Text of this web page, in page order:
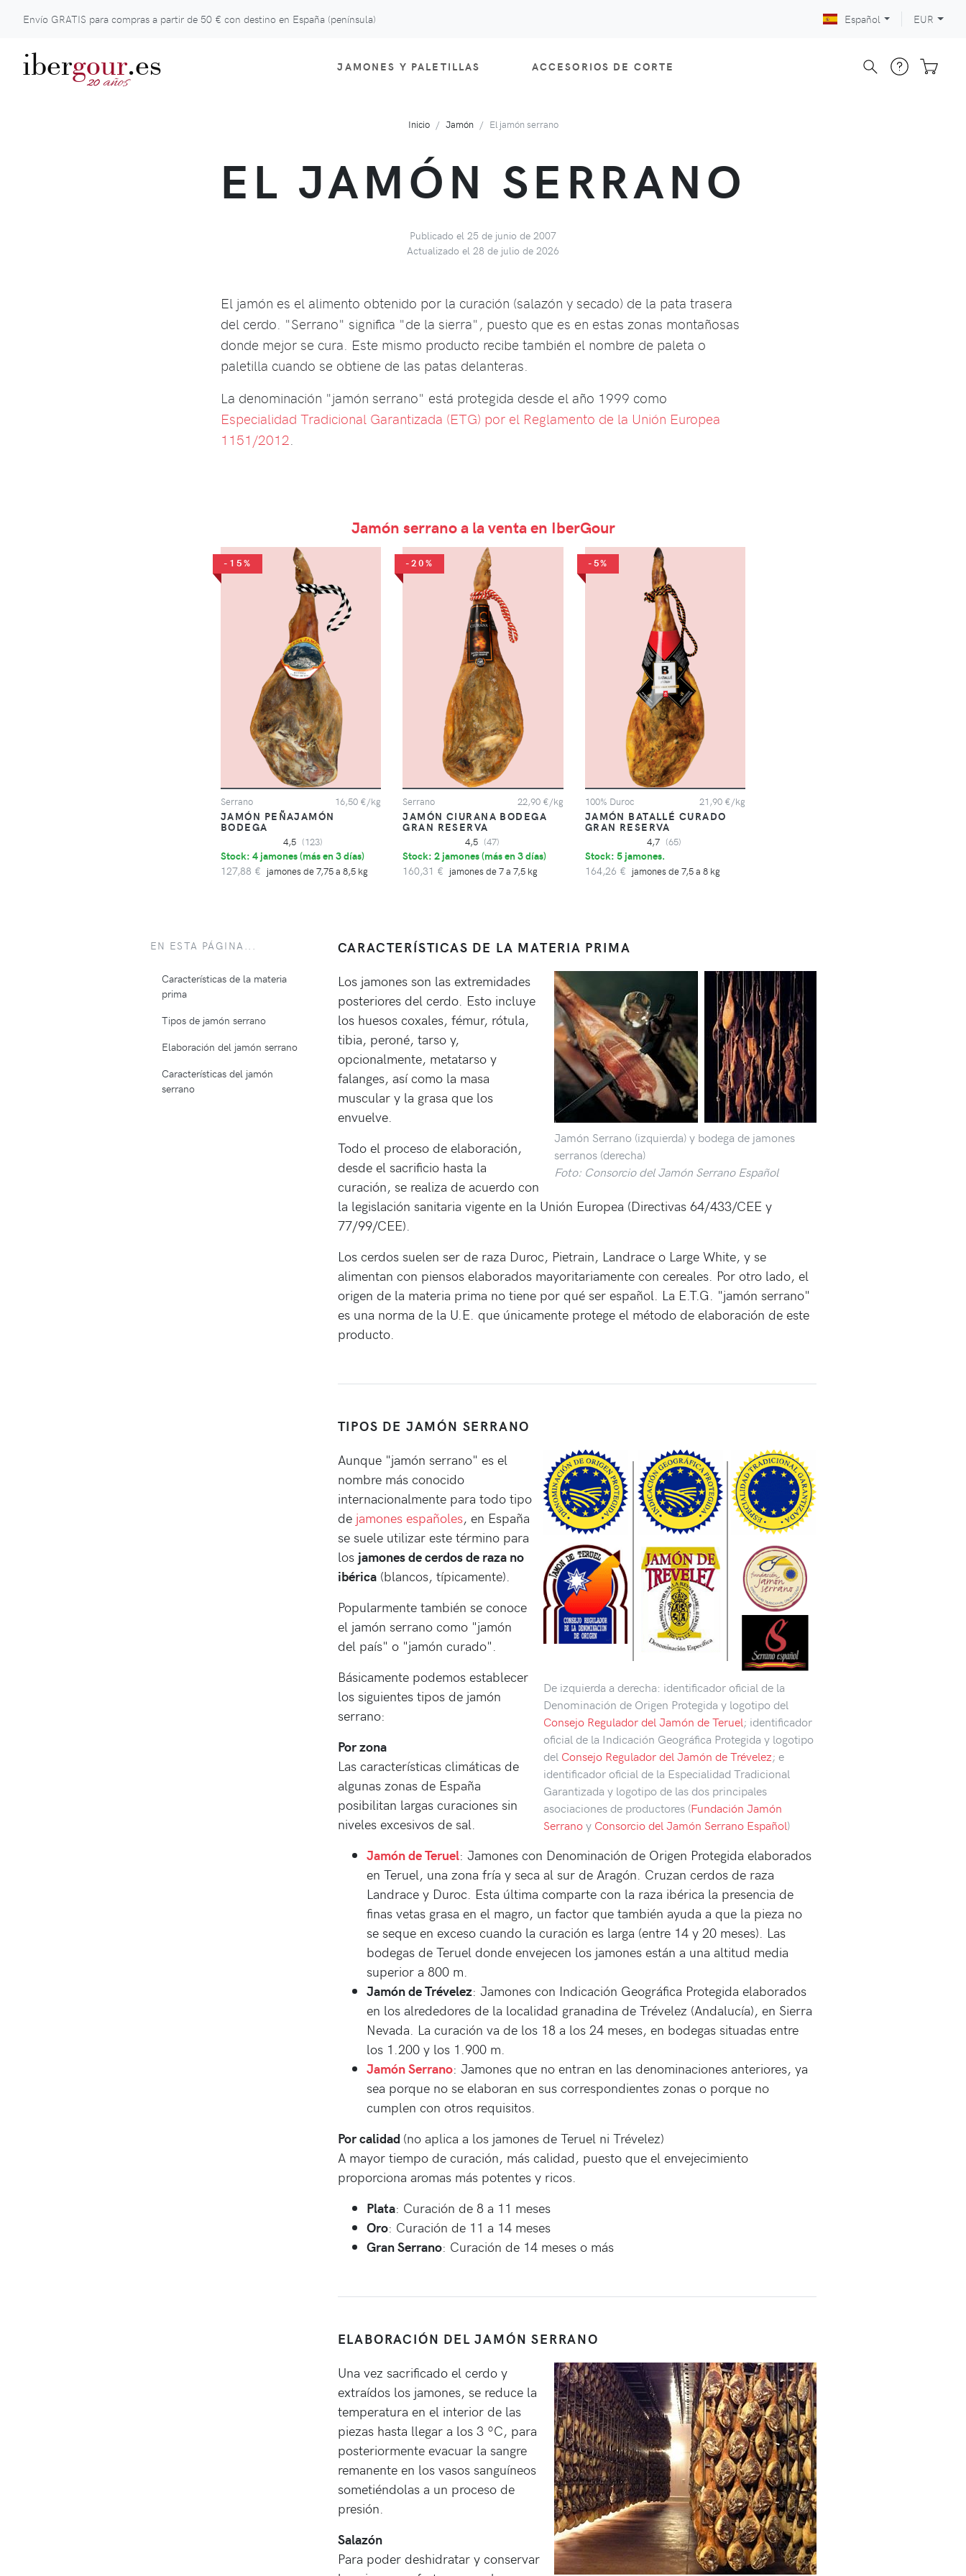
Envío GRATIS para compras a partir de 50 € con destino en España (península) Español EUR
ibergour
20 años.es JAMONES Y PALETILLAS ACCESORIOS DE CORTE
Inicio Jamón El jamón serrano
EL JAMÓN SERRANO
Publicado el 25 de junio de 2007
Actualizado el 28 de julio de 2026
El jamón es el alimento obtenido por la curación (salazón y secado) de la pata trasera
del cerdo. "Serrano" significa "de la sierra", puesto que es en estas zonas montañosas
donde mejor se cura. Este mismo producto recibe también el nombre de paleta o
paletilla cuando se obtiene de las patas delanteras.
La denominación "jamón serrano" está protegida desde el año 1999 como
Especialidad Tradicional Garantizada (ETG) por el Reglamento de la Unión Europea
1151/2012.
Jamón serrano a la venta en IberGour
-15%
Serrano 16,50 €/kg
JAMÓN PEÑAJAMÓN
BODEGA
4,5 (123)
Stock: 4 jamones (más en 3 días)
127,88 € jamones de 7,75 a 8,5 kg
-20%
Serrano 22,90 €/kg
JAMÓN CIURANA BODEGA
GRAN RESERVA
4,5 (47)
Stock: 2 jamones (más en 3 días)
160,31 € jamones de 7 a 7,5 kg
-5%
100% Duroc 21,90 €/kg
JAMÓN BATALLÉ CURADO
GRAN RESERVA
4,7 (65)
Stock: 5 jamones.
164,26 € jamones de 7,5 a 8 kg
EN ESTA PÁGINA...
Características de la materia
prima
Tipos de jamón serrano
Elaboración del jamón serrano
Características del jamón
serrano
CARACTERÍSTICAS DE LA MATERIA PRIMA
Jamón Serrano (izquierda) y bodega de jamones
serranos (derecha)
Foto: Consorcio del Jamón Serrano Español
Los jamones son las extremidades
posteriores del cerdo. Esto incluye
los huesos coxales, fémur, rótula,
tibia, peroné, tarso y,
opcionalmente, metatarso y
falanges, así como la masa
muscular y la grasa que los
envuelve.
Todo el proceso de elaboración,
desde el sacrificio hasta la
curación, se realiza de acuerdo con
la legislación sanitaria vigente en la Unión Europea (Directivas 64/433/CEE y
77/99/CEE).
Los cerdos suelen ser de raza Duroc, Pietrain, Landrace o Large White, y se
alimentan con piensos elaborados mayoritariamente con cereales. Por otro lado, el
origen de la materia prima no tiene por qué ser español. La E.T.G. "jamón serrano"
es una norma de la U.E. que únicamente protege el método de elaboración de este
producto.
TIPOS DE JAMÓN SERRANO
De izquierda a derecha: identificador oficial de la
Denominación de Origen Protegida y logotipo del
Consejo Regulador del Jamón de Teruel; identificador
oficial de la Indicación Geográfica Protegida y logotipo
del Consejo Regulador del Jamón de Trévelez; e
identificador oficial de la Especialidad Tradicional
Garantizada y logotipo de las dos principales
asociaciones de productores (Fundación Jamón
Serranoy Consorcio del Jamón Serrano Español)
Aunque "jamón serrano" es el
nombre más conocido
internacionalmente para todo tipo
de jamones españoles, en España
se suele utilizar este término para
los jamones de cerdos de raza no
ibérica(blancos, típicamente).
Popularmente también se conoce
el jamón serrano como "jamón
del país" o "jamón curado".
Básicamente podemos establecer
los siguientes tipos de jamón
serrano:
Por zona
Las características climáticas de
algunas zonas de España
posibilitan largas curaciones sin
niveles excesivos de sal.
Jamón de Teruel: Jamones con Denominación de Origen Protegida elaborados
en Teruel, una zona fría y seca al sur de Aragón. Cruzan cerdos de raza
Landrace y Duroc. Esta última comparte con la raza ibérica la presencia de
finas vetas grasa en el magro, un factor que también ayuda a que la pieza no
se seque en exceso cuando la curación es larga (entre 14 y 20 meses). Las
bodegas de Teruel donde envejecen los jamones están a una altitud media
superior a 800 m.
Jamón de Trévelez: Jamones con Indicación Geográfica Protegida elaborados
en los alrededores de la localidad granadina de Trévelez (Andalucía), en Sierra
Nevada. La curación va de los 18 a los 24 meses, en bodegas situadas entre
los 1.200 y los 1.900 m.
Jamón Serrano: Jamones que no entran en las denominaciones anteriores, ya
sea porque no se elaboran en sus correspondientes zonas o porque no
cumplen con otros requisitos.
Por calidad (no aplica a los jamones de Teruel ni Trévelez)
A mayor tiempo de curación, más calidad, puesto que el envejecimiento
proporciona aromas más potentes y ricos.
Plata: Curación de 8 a 11 meses
Oro: Curación de 11 a 14 meses
Gran Serrano: Curación de 14 meses o más
ELABORACIÓN DEL JAMÓN SERRANO
Una vez sacrificado el cerdo y
extraídos los jamones, se reduce la
temperatura en el interior de las
piezas hasta llegar a los 3 ºC, para
posteriormente evacuar la sangre
remanente en los vasos sanguíneos
sometiéndolas a un proceso de
presión.
Salazón
Para poder deshidratar y conservar